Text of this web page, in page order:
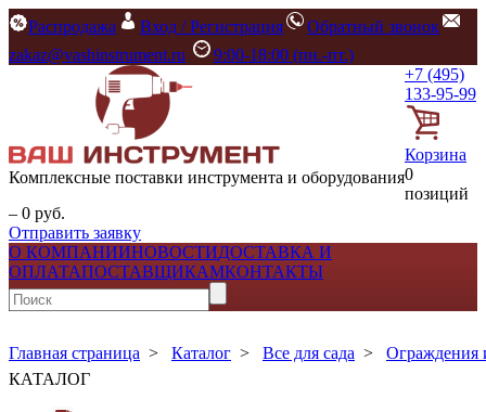
Распродажа Вход / Регистрация
Обратный звонок
zakaz@vashinstrument.ru
9:00-18:00 (пн.-пт.)
Комплексные поставки инструмента и оборудования
+7 (495)
133-95-99
Корзина
0
позиций
– 0 руб.
Отправить заявку
О КОМПАНИИНОВОСТИДОСТАВКА И
ОПЛАТАПОСТАВЩИКАМКОНТАКТЫ
Главная страница > Каталог > Все для сада > Ограждения
КАТАЛОГ